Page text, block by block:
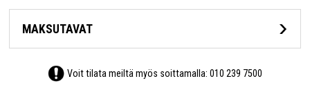
MAKSUTAVAT
Voit tilata meiltä myös soittamalla:010 239 7500